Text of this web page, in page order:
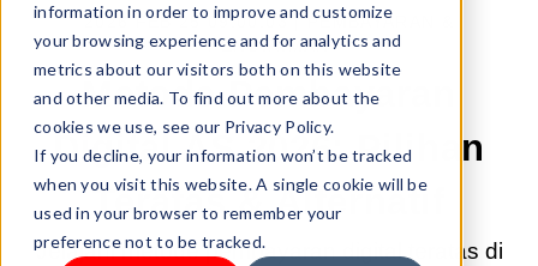
information in order to improve and customize
your browsing experience and for analytics and
metrics about our visitors both on this website
and other media. To find out more about the
cookies we use, see our Privacy Policy.
If you decline, your information won’t be tracked
when you visit this website. A single cookie will be
used in your browser to remember your
preference not to be tracked.
2026 FEB 25 09:00:03 |PEMBAYARAN &
PENGIRIMAN
Metode Pembayaran
Digital AS 2026: Pilihan
Teratas & Alternatif
Jelajahi metode pembayaran digital teratas di